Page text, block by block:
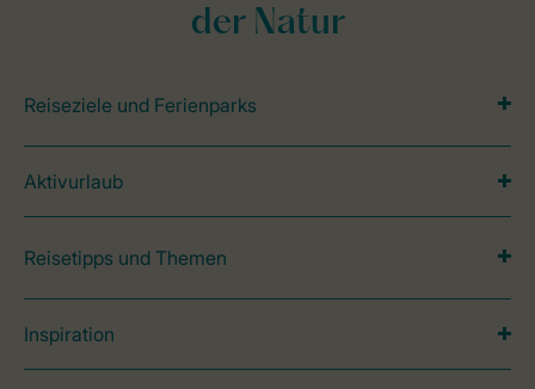
der Natur
Reiseziele und Ferienparks
Aktivurlaub
Reisetipps und Themen
Inspiration